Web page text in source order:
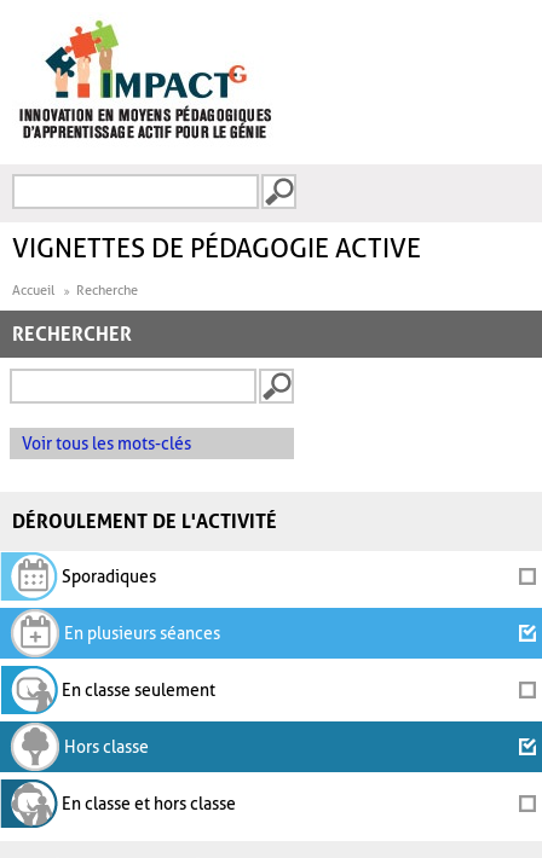
FORMULAIRE DE
VIGNETTES DE PÉDAGOGIE ACTIVE
Accueil Recherche
RECHERCHER
Voir tous les mots-clés
DÉROULEMENT DE L'ACTIVITÉ
Sporadiques
En plusieurs séances
En classe seulement
Hors classe
En classe et hors classe